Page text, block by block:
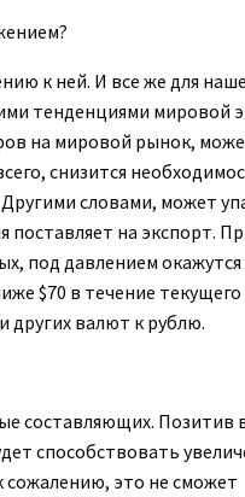
к ней. И все же для
тенденциями мировой
на мировой рынок,
снизится
словами, может
поставляет на экспорт.
под давлением
$70 в течение текущего
других валют к рублю.
составляющих. Позитив
способствовать
сожалению, это не сможет